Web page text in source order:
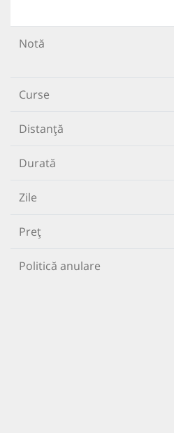
Notă
Curse
Distanță
Durată
Zile
Preț
Politică anulare